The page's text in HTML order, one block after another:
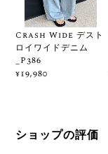
Crash Wide デスト
ロイワイドデニム
_P386
¥19,980
ショップの評価